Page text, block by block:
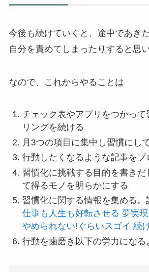
今後も続けていくと、途中であき
自分を責めてしまったりすると思い
なので、これからやることは
チェック表やアプリをつかって
リングを続ける
月3つの項目に集中し習慣にし
行動したくなるような記事をブ
習慣化に挑戦する目的を書きだ
て得るモノを明らかにする
習慣化に関する情報を集める。
仕事も人生も好転させる 夢実
やめられない!ぐらいスゴイ 続
行動を歯磨き以下の労力になる